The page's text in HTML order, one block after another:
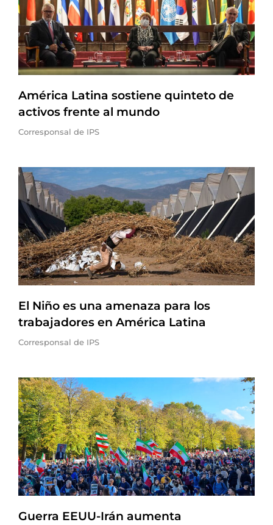
América Latina sostiene quinteto de
activos frente al mundo
Corresponsal de IPS
El Niño es una amenaza para los
trabajadores en América Latina
Corresponsal de IPS
Guerra EEUU-Irán aumenta